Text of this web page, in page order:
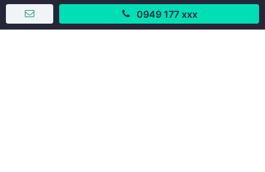
0949 177 xxx
Giấy phép số: 429/GP-BTTTT do Bộ TTTT cấp ngày
11/10/2019